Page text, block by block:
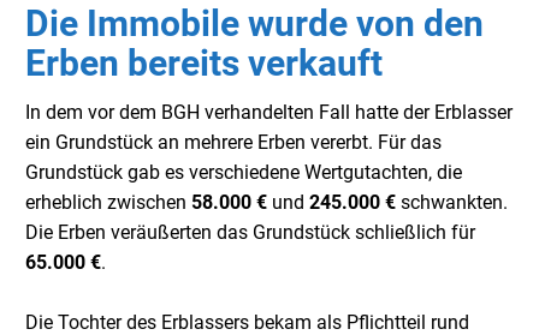
Die Immobile wurde von den
Erben bereits verkauft
In dem vor dem BGH verhandelten Fall hatte der Erblasser
ein Grundstück an mehrere Erben vererbt. Für das
Grundstück gab es verschiedene Wertgutachten, die
erheblich zwischen 58.000 € und 245.000 € schwankten.
Die Erben veräußerten das Grundstück schließlich für
65.000 €.
Die Tochter des Erblassers bekam als Pflichtteil rund